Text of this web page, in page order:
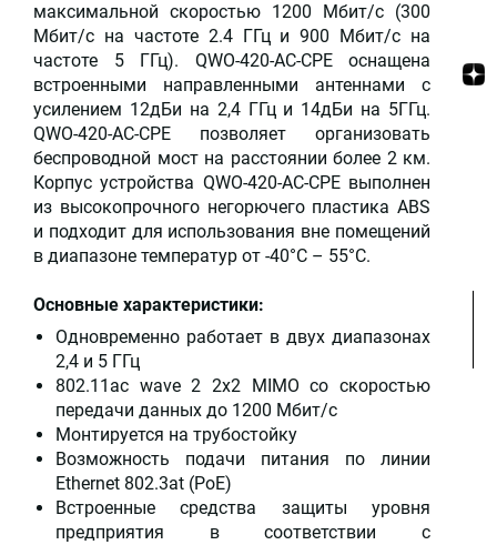
максимальной скоростью 1200 Мбит/c (300
Мбит/c на частоте 2.4 ГГц и 900 Мбит/c на
частоте 5 ГГц). QWO-420-AC-CPE оснащена
встроенными направленными антеннами с
усилением 12дБи на 2,4 ГГц и 14дБи на 5ГГц.
QWO-420-AC-CPE позволяет организовать
беспроводной мост на расстоянии более 2 км.
Корпус устройства QWO-420-AC-CPE выполнен
из высокопрочного негорючего пластика ABS
и подходит для использования вне помещений
в диапазоне температур от -40°C – 55°C.
Основные характеристики:
Одновременно работает в двух диапазонах
2,4 и 5 ГГц
802.11ac wave 2 2x2 MIMO со скоростью
передачи данных до 1200 Мбит/с
Монтируется на трубостойку
Возможность подачи питания по линии
Ethernet 802.3at (PoE)
Встроенные средства защиты уровня
предприятия в соответствии с